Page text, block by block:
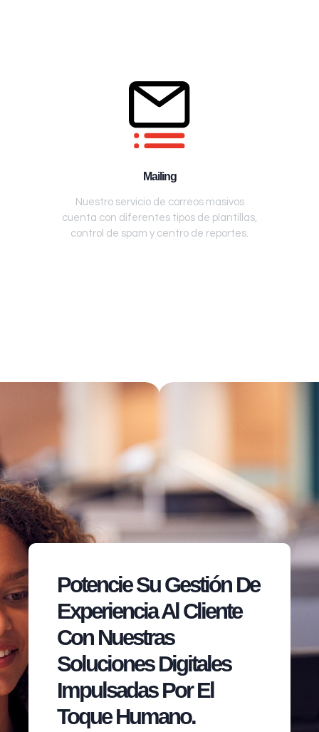
Mailing
Nuestro servicio de correos masivos
cuenta con diferentes tipos de plantillas,
control de spam y centro de reportes.
Potencie Su Gestión De
Experiencia Al Cliente
Con Nuestras
Soluciones Digitales
Impulsadas Por El
Toque Humano.